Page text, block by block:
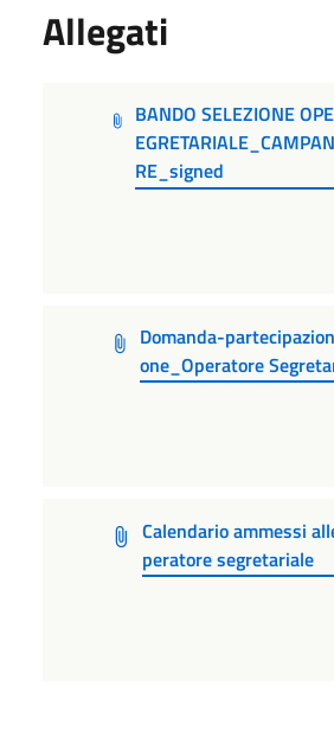
Allegati
BANDO SELEZIONE
RE_signed
Domanda-
one_Operatore
Calendario ammessi
peratore segretariale